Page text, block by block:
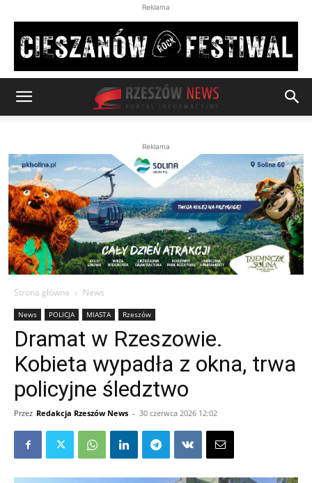
Reklama
Reklama
Strona główna News
News POLICJA MIASTA Rzeszów
Dramat w Rzeszowie.
Kobieta wypadła z okna, trwa
policyjne śledztwo
Przez Redakcja Rzeszów News - 30 czerwca 2026 12:02